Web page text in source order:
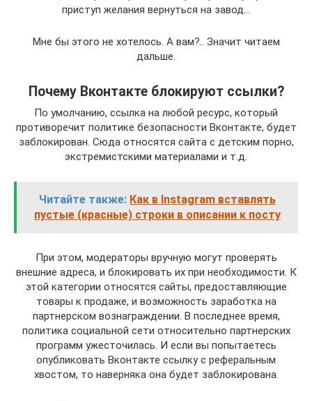
приступ желания вернуться на завод…
Мне бы этого не хотелось. А вам?.. Значит читаем
дальше.
Почему Вконтакте блокируют ссылки?
По умолчанию, ссылка на любой ресурс, который
противоречит политике безопасности Вконтакте, будет
заблокирован. Сюда относятся сайта с детским порно,
экстремистскими материалами и т.д.
Читайте также: Как в Instagram вставлять
пустые (красные) строки в описании к посту
При этом, модераторы вручную могут проверять
внешние адреса, и блокировать их при необходимости. К
этой категории относятся сайты, предоставляющие
товары к продаже, и возможность заработка на
партнерском вознаграждении. В последнее время,
политика социальной сети относительно партнерских
программ ужесточилась. И если вы попытаетесь
опубликовать Вконтакте ссылку с реферальным
хвостом, то наверняка она будет заблокирована.